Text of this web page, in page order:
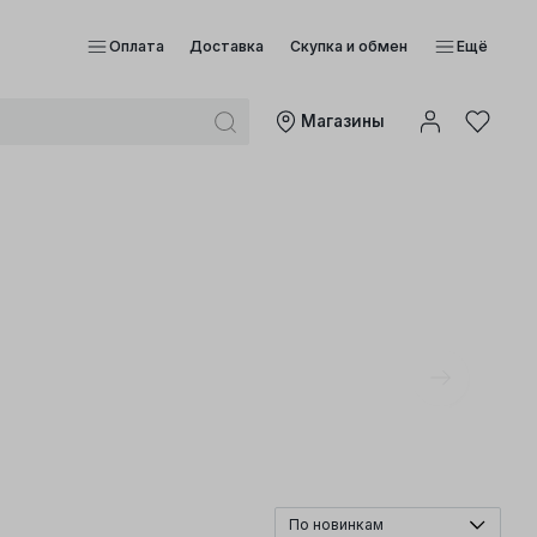
Оплата Доставка Скупка и обмен Ещё
Mагазины
По новинкам